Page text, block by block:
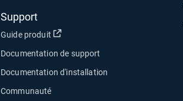
Support
Guide produit Ouvrir dans une nouvelle fenêtre
Documentation de support
Documentation d'installation
Communauté